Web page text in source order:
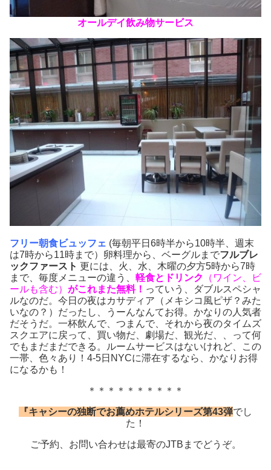
オールデイ飲み物サービス
フリー朝食ビュッフェ (毎朝平日6時半から10時半、週末
は7時から11時まで）卵料理から、ベーグルまでフルブレ
ックファースト 更には、火、水、木曜の夕方5時から7時
まで、毎度メニューの違う、 軽食とドリンク
（ワイン、ビ
ールも含む） がこれまた無料！ っていう、ダブルスペシャ
ルなのだ。今日の夜はカサディア（メキシコ風ピザ？みた
いなの？）だったし、うーんなんてお得。かなりの人気者
だそうだ。一杯飲んで、つまんで、それから夜のタイムズ
スクエアに戻って、買い物だ、劇場だ、観光だ、、って何
でもまだまだできる。ルームサービスはないけれど、この
一帯、色々あり！4-5日NYCに滞在するなら、かなりお得
になるかも！
＊＊＊＊＊＊＊＊＊＊
『キャシーの独断でお薦めホテルシリーズ第43弾でし
た！
ご予約、お問い合わせは最寄のJTBまでどうぞ。